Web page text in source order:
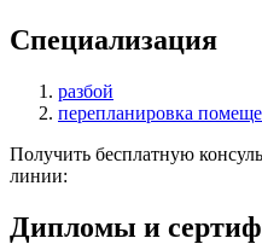
Специализация
разбой
перепланировка
Получить бесплатную
линии:
Дипломы и